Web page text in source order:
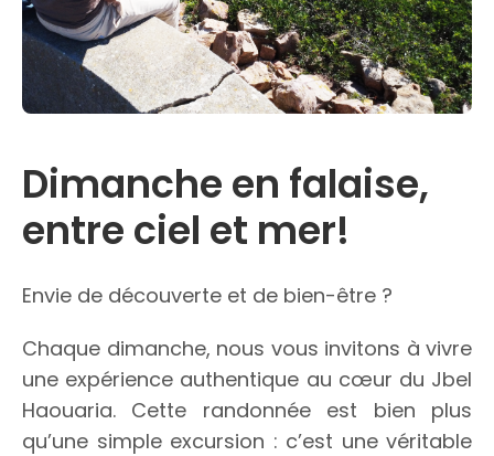
Dimanche en falaise,
entre ciel et mer!
Envie de découverte et de bien-être ?
Chaque dimanche, nous vous invitons à vivre
une expérience authentique au cœur du Jbel
Haouaria. Cette randonnée est bien plus
qu’une simple excursion : c’est une véritable